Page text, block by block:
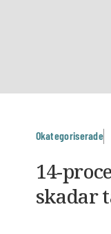
Okategoriserade
14-
skadar